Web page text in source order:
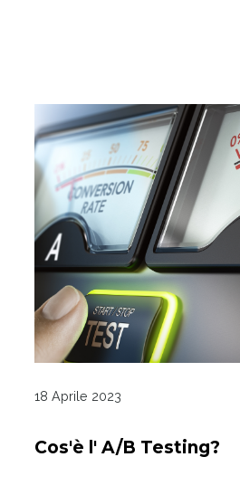
18 Aprile 2023
Cos'è l' A/B Testing?